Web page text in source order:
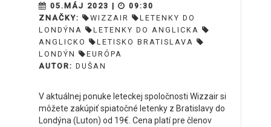
05.MÁJ 2023 |
09:30
ZNAČKY:
WIZZAIR
LETENKY DO
LONDÝNA
LETENKY DO ANGLICKA
ANGLICKO
LETISKO BRATISLAVA
LONDÝN
EURÓPA
AUTOR: DUŠAN
V aktuálnej ponuke leteckej spoločnosti Wizzair si
môžete zakúpiť spiatočné letenky z Bratislavy do
Londýna (Luton) od 19€. Cena platí pre členov